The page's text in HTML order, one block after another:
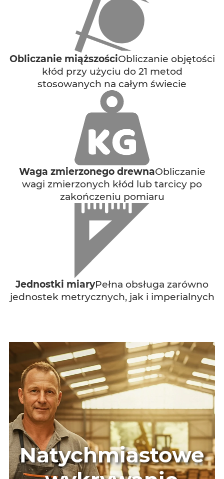
Obliczanie miąższościObliczanie objętości
kłód przy użyciu do 21 metod
stosowanych na całym świecie
Waga zmierzonego drewnaObliczanie
wagi zmierzonych kłód lub tarcicy po
zakończeniu pomiaru
Jednostki miaryPełna obsługa zarówno
jednostek metrycznych, jak i imperialnych
Natychmiastowe